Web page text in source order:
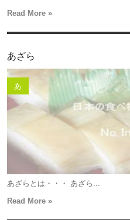
Read More »
あざら
あ
あざらとは・・・ あざら...
Read More »